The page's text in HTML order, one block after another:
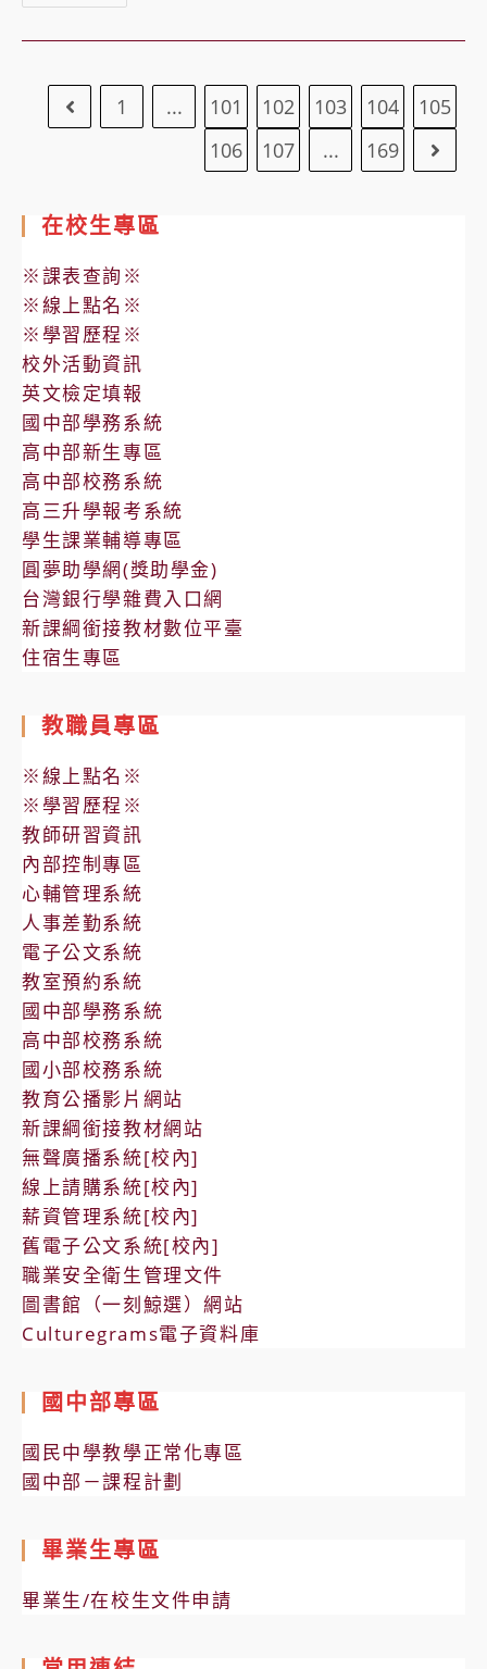
繪
圖
海
與
簡
章
科
技
生
技
系
舉
辦
「2024
生
技
營
《動
物
生
友
會
囉!》」
期
朝
應
英
語
系
辦
理
「大
學
生
活
一
日
營」
動
Go to the previous page
1 ... 101 102 103 104
105
106
107 ... 169 Go to
在校生專區
※課表查詢※
※線上點名※
※學習歷程※
校外活動資訊
英文檢定填報
國中部學務系統
高中部新生專區
高中部校務系統
高三升學報考系統
學生課業輔導專區
圓夢助學網(獎助學金)
台灣銀行學雜費入口網
新課綱銜接教材數位平臺
住宿生專區
教職員專區
※線上點名※
※學習歷程※
教師研習資訊
內部控制專區
心輔管理系統
人事差勤系統
電子公文系統
教室預約系統
國中部學務系統
高中部校務系統
國小部校務系統
教育公播影片網站
新課綱銜接教材網站
無聲廣播系統[校內]
線上請購系統[校內]
薪資管理系統[校內]
舊電子公文系統[校內]
職業安全衛生管理文件
圖書館（一刻鯨選）網站
Culturegrams電子資料庫
國中部專區
國民中學教學正常化專區
國中部－課程計劃
畢業生專區
畢業生/在校生文件申請